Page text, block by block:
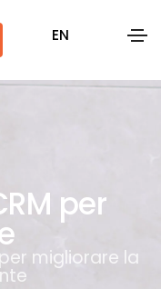
EN
per
migliorare la